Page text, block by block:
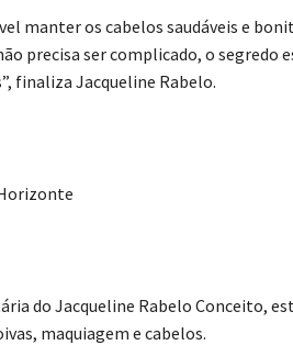
manter os cabelos saudáveis e
precisa ser complicado, o segredo
finaliza Jacqueline Rabelo.
do Jacqueline Rabelo Conceito,
maquiagem e cabelos.